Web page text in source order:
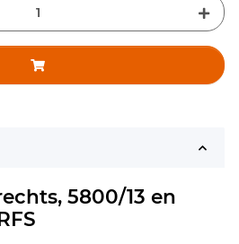
5800/13 en